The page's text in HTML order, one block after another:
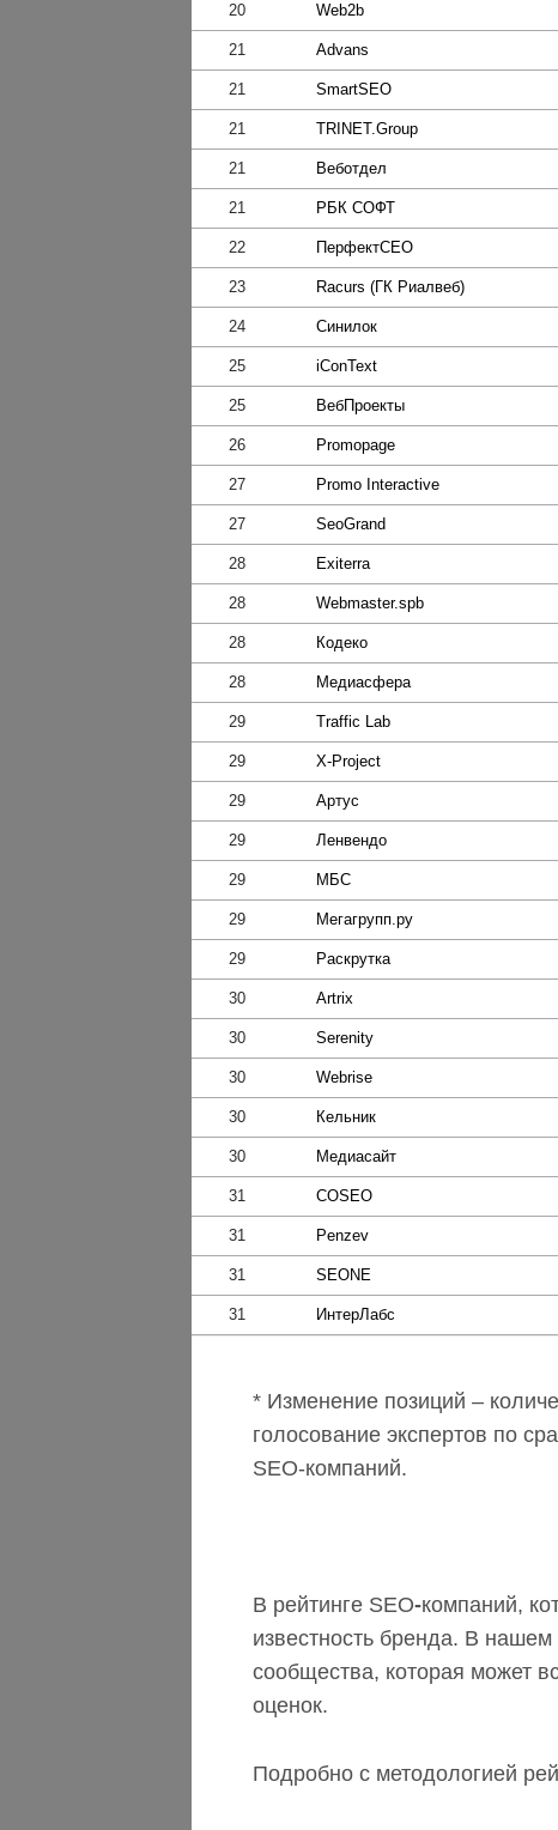
20 Web2b
21 Advans
21 SmartSEO
21 TRINET.Group
21 Веботдел
21 РБК СОФТ
22 ПерфектСЕО
23 Racurs (ГК Риалвеб)
24 Синилок
25 iConText
25 ВебПроекты
26 Promopage
27 Promo Interactive
27 SeoGrand
28 Exiterra
28 Webmaster.spb
28 Кодеко
28 Медиасфера
29 Traffic Lab
29 X-Project
29 Артус
29 Ленвендо
29 МБС
29 Мегагрупп.ру
29 Раскрутка
30 Artrix
30 Serenity
30 Webrise
30 Кельник
30 Медиасайт
31 COSEO
31 Penzev
31 SEONE
31 ИнтерЛабс
* Изменение позиций –
голосование экспертов по
SEO-компаний.
В рейтинге SEO-компаний,
известность бренда. В нашем
сообщества, которая может
оценок.
Подробно с методологией